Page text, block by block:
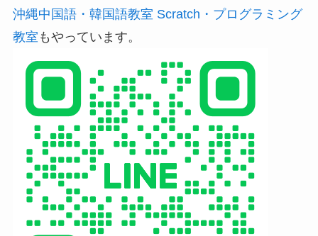
沖縄中国語・韓国語教室 Scratch・プログラミング
教室 もやっています。